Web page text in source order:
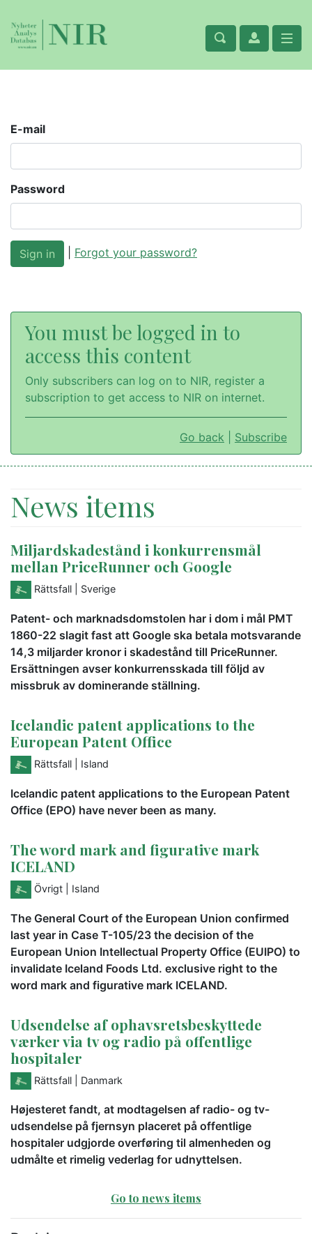
E-mail
Password
Forgot your password?
You must be logged in to
access this content
Only subscribers can log on to NIR, register a
subscription to get access to NIR on internet.
Go back Subscribe
News items
Miljardskadestånd i konkurrensmål
mellan PriceRunner och Google
Rättsfall | Sverige
Patent- och marknadsdomstolen har i dom i mål PMT
1860-22 slagit fast att Google ska betala motsvarande
14,3 miljarder kronor i skadestånd till PriceRunner.
Ersättningen avser konkurrensskada till följd av
missbruk av dominerande ställning.
Icelandic patent applications to the
European Patent Office
Rättsfall | Island
Icelandic patent applications to the European Patent
Office (EPO) have never been as many.
The word mark and figurative mark
ICELAND
Övrigt | Island
The General Court of the European Union confirmed
last year in Case T-105/23 the decision of the
European Union Intellectual Property Office (EUIPO) to
invalidate Iceland Foods Ltd. exclusive right to the
word mark and figurative mark ICELAND.
Udsendelse af ophavsretsbeskyttede
værker via tv og radio på offentlige
hospitaler
Rättsfall | Danmark
Højesteret fandt, at modtagelsen af radio- og tv-
udsendelse på fjernsyn placeret på offentlige
hospitaler udgjorde overføring til almenheden og
udmålte et rimelig vederlag for udnyttelsen.
Go to news items